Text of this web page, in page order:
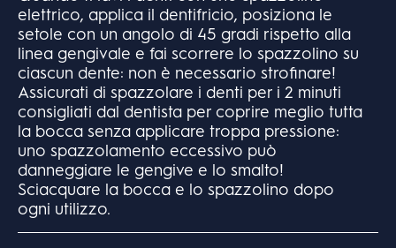
elettrico, applica il dentifricio, posiziona le
setole con un angolo di 45 gradi rispetto alla
linea gengivale e fai scorrere lo spazzolino su
ciascun dente: non è necessario strofinare!
Assicurati di spazzolare i denti per i 2 minuti
consigliati dal dentista per coprire meglio tutta
la bocca senza applicare troppa pressione:
uno spazzolamento eccessivo può
danneggiare le gengive e lo smalto!
Sciacquare la bocca e lo spazzolino dopo
ogni utilizzo.